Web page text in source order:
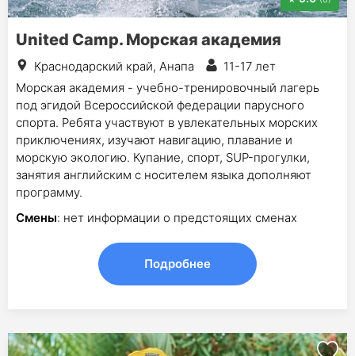
United Camp. Морская академия
Краснодарский край, Анапа
11-17 лет
Морская академия - учебно-тренировочный лагерь
под эгидой Всероссийской федерации парусного
спорта. Ребята участвуют в увлекательных морских
приключениях, изучают навигацию, плавание и
морскую экологию. Купание, спорт, SUP-прогулки,
занятия английским с носителем языка дополняют
программу.
Смены: нет информации о предстоящих сменах
Подробнее